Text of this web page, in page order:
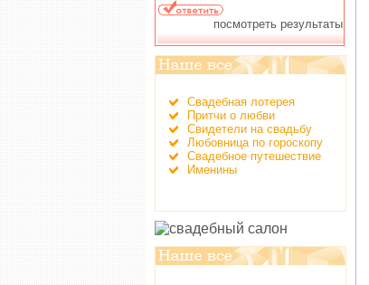
посмотреть результаты
Свадебная лотерея
Притчи о любви
Свидетели на свадьбу
Любовница по гороскопу
Свадебное путешествие
Именины